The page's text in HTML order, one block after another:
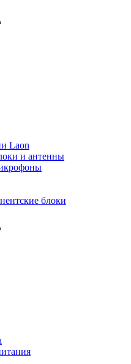
Laon
и антенны
блоки